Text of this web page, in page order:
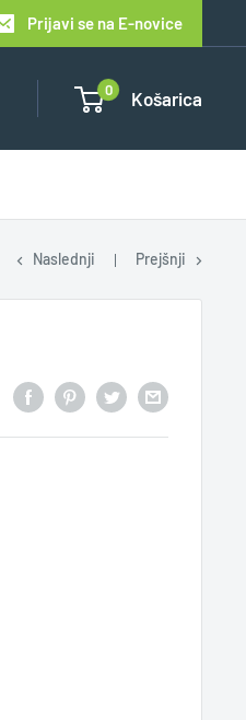
Prijavi se na E-novice
0 Košarica
Naslednji Prejšnji